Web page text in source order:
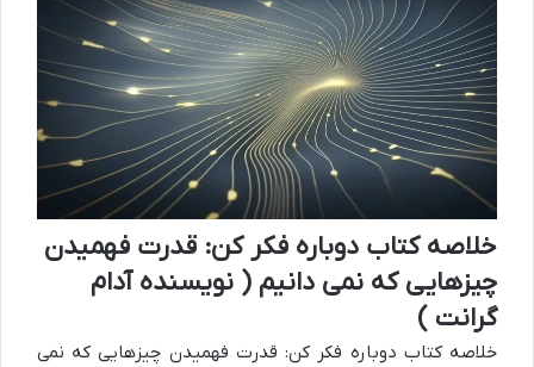
خلاصه کتاب دوباره فکر کن: قدرت فهمیدن
چیزهایی که نمی دانیم ( نویسنده آدام
گرانت )
خلاصه کتاب دوباره فکر کن: قدرت فهمیدن چیزهایی که نمی